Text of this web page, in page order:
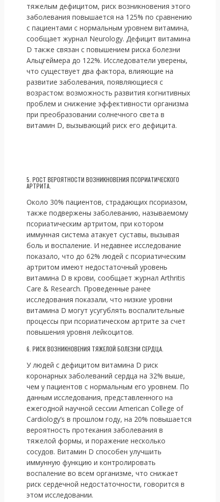
тяжелым дефицитом, риск возникновения этого
заболевания повышается на 125% по сравнению
с пациентами с нормальным уровнем витамина,
сообщает журнал Neurology. Дефицит витамина
D также связан с повышением риска болезни
Альцгеймера до 122%. Исследователи уверены,
что существует два фактора, влияющие на
развитие заболевания, появляющиеся с
возрастом: возможность развития когнитивных
проблем и снижение эффективности организма
при преобразовании солнечного света в
витамин D, вызывающий риск его дефицита.
5. РОСТ ВЕРОЯТНОСТИ ВОЗНИКНОВЕНИЯ ПСОРИАТИЧЕСКОГО
АРТРИТА.
Около 30% пациентов, страдающих псориазом,
также подвержены заболеванию, называемому
псориатическим артритом, при котором
иммунная система атакует суставы, вызывая
боль и воспаление. И недавнее исследование
показало, что до 62% людей с псориатическим
артритом имеют недостаточный уровень
витамина D в крови, сообщает журнал Arthritis
Care & Research. Проведенные ранее
исследования показали, что низкие уровни
витамина D могут усугублять воспалительные
процессы при псориатическом артрите за счет
повышения уровня лейкоцитов.
6. РИСК ВОЗНИКНОВЕНИЯ ТЯЖЕЛОЙ БОЛЕЗНИ СЕРДЦА.
У людей с дефицитом витамина D риск
коронарных заболеваний сердца на 32% выше,
чем у пациентов с нормальным его уровнем. По
данным исследования, представленного на
ежегодной научной сессии American College of
Cardiology’s в прошлом году, на 20% повышается
вероятность протекания заболевания в
тяжелой формы, и поражение несколько
сосудов. Витамин D способен улучшить
иммунную функцию и контролировать
воспаление во всем организме, что снижает
риск сердечной недостаточности, говорится в
этом исследовании.